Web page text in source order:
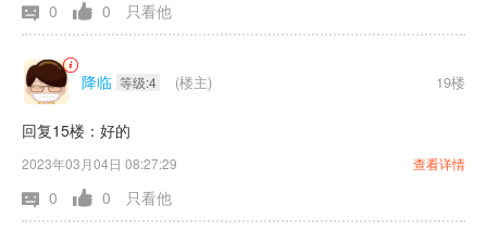
0 0 只看他
降临 等级:4 (楼主) 19楼
回复15楼：好的
2023年03月04日 08:27:29 查看详情
0 0 只看他